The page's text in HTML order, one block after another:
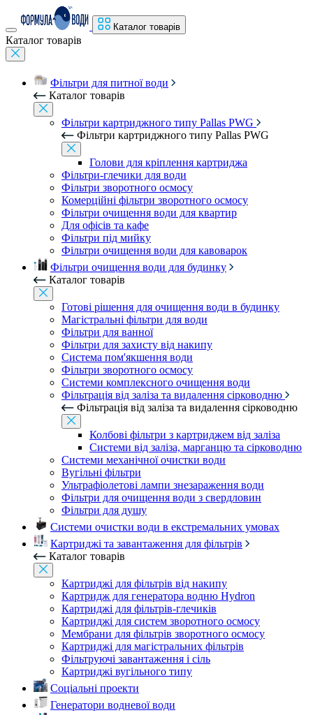
Каталог товарів
Каталог товарів
Фільтри для питної води
Каталог товарів
Фільтри картриджного типу Pallas PWG
Фільтри картриджного типу Pallas PWG
Голови для кріплення картриджа
Фільтри-глечики для води
Фільтри зворотного осмосу
Комерційні фільтри зворотного осмосу
Фільтри очищення води для квартир
Для офісів та кафе
Фільтри під мийку
Фільтри очищення води для кавоварок
Фільтри очищення води для будинку
Каталог товарів
Готові рішення для очищення води в будинку
Магістральні фільтри для води
Фільтри для ванної
Фільтри для захисту від накипу
Система пом'якшення води
Фільтри зворотного осмосу
Системи комплексного очищення води
Фільтрація від заліза та видалення сірководню
Фільтрація від заліза та видалення сірководню
Колбові фільтри з картриджем від заліза
Системи від заліза, марганцю та сірководню
Системи механічної очистки води
Вугільні фільтри
Ультрафіолетові лампи знезараження води
Фільтри для очищення води з свердловин
Фільтри для душу
Системи очистки води в екстремальних умовах
Картриджі та завантаження для фільтрів
Каталог товарів
Картриджі для фільтрів від накипу
Картридж для генератора водню Hydron
Картриджі для фільтрів-глечиків
Картриджі для систем зворотного осмосу
Мембрани для фільтрів зворотного осмосу
Картриджі для магістральних фільтрів
Фільтруючі завантаження і сіль
Картриджі вугільного типу
Соціальні проекти
Генератори водневої води